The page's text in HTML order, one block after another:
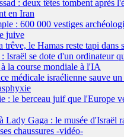
: deux têtes tombent après
en Iran
: 600 000 vestiges
juive
trêve, le Hamas reste tapi dans
Israël se dote d'un ordinateur
la course mondiale à l'IA
médicale israélienne sauve
: le berceau juif que l'Europe
Lady Gaga : le musée d'Israël
chaussures -vidéo-